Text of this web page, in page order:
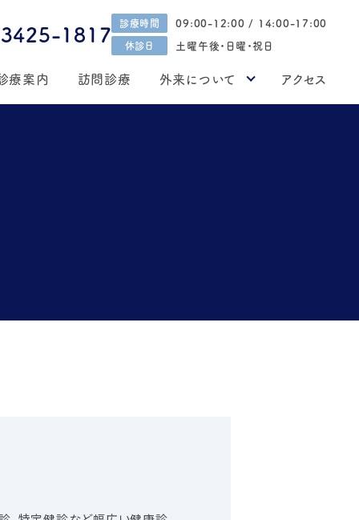
1817 診療時間 09:00-12:00 / 14:00-17:00
休診日 土曜午後・日曜・祝日
療案内 訪問診療 外来について アクセス